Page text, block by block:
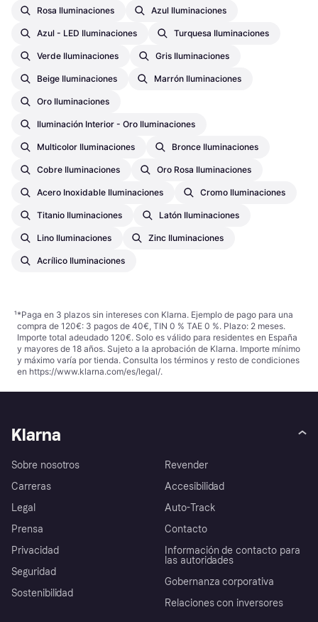
Rosa Iluminaciones Azul Iluminaciones
Azul - LED Iluminaciones Turquesa Iluminaciones
Verde Iluminaciones Gris Iluminaciones
Beige Iluminaciones Marrón Iluminaciones
Oro Iluminaciones
Iluminación Interior - Oro Iluminaciones
Multicolor Iluminaciones Bronce Iluminaciones
Cobre Iluminaciones Oro Rosa Iluminaciones
Acero Inoxidable Iluminaciones Cromo Iluminaciones
Titanio Iluminaciones Latón Iluminaciones
Lino Iluminaciones Zinc Iluminaciones
Acrílico Iluminaciones
¹*Paga en 3 plazos sin intereses con Klarna. Ejemplo de pago para una
compra de 120€: 3 pagos de 40€, TIN 0 % TAE 0 %. Plazo: 2 meses.
Importe total adeudado 120€. Solo es válido para residentes en España
y mayores de 18 años. Sujeto a la aprobación de Klarna. Importe mínimo
y máximo varía por tienda. Consulta los términos y resto de condiciones
en https://www.klarna.com/es/legal/.
Klarna
Sobre nosotros
Carreras
Legal
Prensa
Privacidad
Seguridad
Sostenibilidad
Revender
Accesibilidad
Auto-Track
Contacto
Información de contacto para
las autoridades
Gobernanza corporativa
Relaciones con inversores